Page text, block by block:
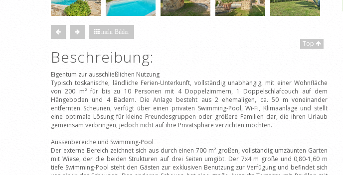
mehr Bilder
Top
Beschreibung:
Eigentum zur ausschließlichen Nutzung
Typisch toskanische, ländliche Ferien-Unterkunft, vollständig unabhängig, mit einer Wohnfläche
von 200 m² für bis zu 10 Personen mit 4 Doppelzimmern, 1 Doppelschlafcouch auf dem
Hängeboden und 4 Bädern. Die Anlage besteht aus 2 ehemaligen, ca. 50 m voneinander
entfernten Scheunen, verfügt über einen privaten Swimming-Pool, Wi-Fi, Klimaanlage und stellt
eine optimale Lösung für kleine Freundesgruppen oder größere Familien dar, die ihren Urlaub
gemeinsam verbringen, jedoch nicht auf ihre Privatsphäre verzichten möchten.
Aussenbereiche und Swimming-Pool
Der externe Bereich zeichnet sich aus durch einen 700 m² großen, vollständig umzäunten Garten
mit Wiese, der die beiden Strukturen auf drei Seiten umgibt. Der 7x4 m große und 0,80-1,60 m
tiefe Swimming-Pool steht den Gästen zur exklusiven Benutzung zur Verfügung und befindet sich